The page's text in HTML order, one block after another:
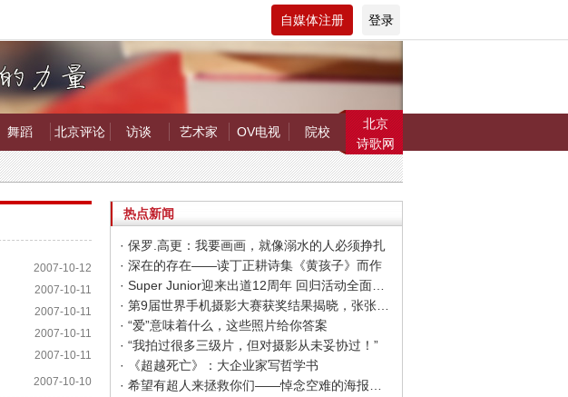
自媒体注册 登录
舞蹈 北京评论 访谈 艺术家 OV电视 院校
北京
诗歌网
2007-10-12
2007-10-11
2007-10-11
2007-10-11
2007-10-11
2007-10-10
热点新闻
· 保罗.高更：我要画画，就像溺水的人必须挣扎
· 深在的存在——读丁正耕诗集《黄孩子》而作
· Super Junior迎来出道12周年 回归活动全面启动
· 第9届世界手机摄影大赛获奖结果揭晓，张张惊艳你的视觉！
· “爱”意味着什么，这些照片给你答案
· “我拍过很多三级片，但对摄影从未妥协过！”
· 《超越死亡》：大企业家写哲学书